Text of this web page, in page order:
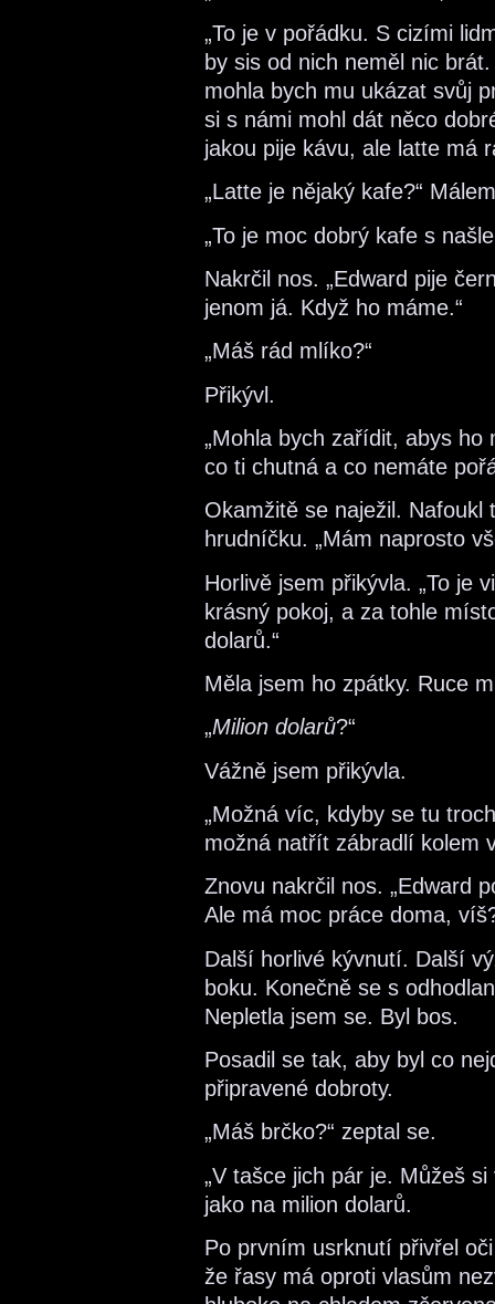
„To je v pořádku. S cizími
by sis od nich neměl nic
mohla bych mu ukázat svůj
si s námi mohl dát něco
jakou pije kávu, ale latte má
„Latte je nějaký kafe?“
„To je moc dobrý kafe s
Nakrčil nos. „Edward pije
jenom já. Když ho máme.“
„Máš rád mlíko?“
Přikývl.
„Mohla bych zařídit, abys
co ti chutná a co nemáte
Okamžitě se naježil. Nafoukl
hrudníčku. „Mám naprosto
Horlivě jsem přikývla. „To je
krásný pokoj, a za tohle
dolarů.“
Měla jsem ho zpátky. Ruce
„Milion dolarů?“
Vážně jsem přikývla.
„Možná víc, kdyby se tu
možná natřít zábradlí kolem
Znovu nakrčil nos. „Edward
Ale má moc práce doma,
Další horlivé kývnutí. Další
boku. Konečně se s
Nepletla jsem se. Byl bos.
Posadil se tak, aby byl co
připravené dobroty.
„Máš brčko?“ zeptal se.
„V tašce jich pár je. Můžeš
jako na milion dolarů.
Po prvním usrknutí přivřel
že řasy má oproti vlasům